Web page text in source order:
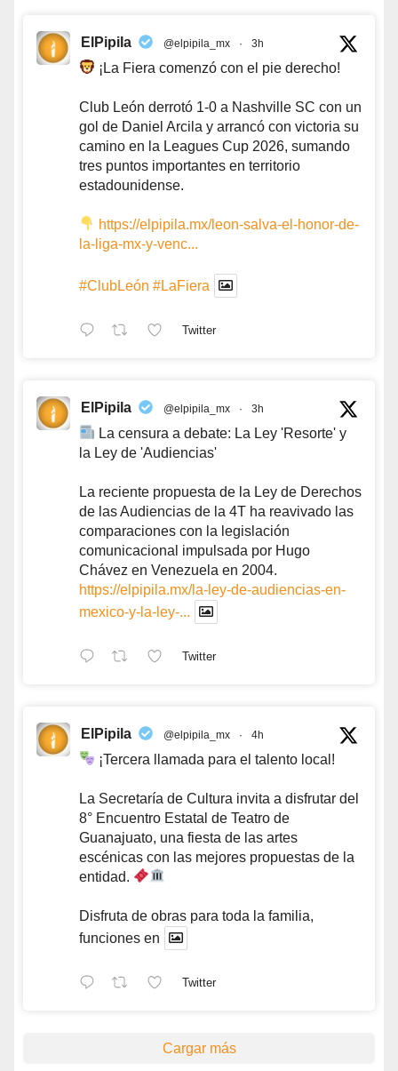
ElPipila @elpipila_mx · 3h
¡La Fiera comenzó con el pie derecho!
Club León derrotó 1-0 a Nashville SC con un
gol de Daniel Arcila y arrancó con victoria su
camino en la Leagues Cup 2026, sumando
tres puntos importantes en territorio
estadounidense.
https://elpipila.mx/leon-salva-el-honor-de-
la-liga-mx-y-venc...
#ClubLeón #LaFiera
Twitter
ElPipila @elpipila_mx · 3h
La censura a debate: La Ley 'Resorte' y
la Ley de 'Audiencias'
La reciente propuesta de la Ley de Derechos
de las Audiencias de la 4T ha reavivado las
comparaciones con la legislación
comunicacional impulsada por Hugo
Chávez en Venezuela en 2004.
https://elpipila.mx/la-ley-de-audiencias-en-
mexico-y-la-ley-...
Twitter
ElPipila @elpipila_mx · 4h
¡Tercera llamada para el talento local!
La Secretaría de Cultura invita a disfrutar del
8° Encuentro Estatal de Teatro de
Guanajuato, una fiesta de las artes
escénicas con las mejores propuestas de la
entidad.
Disfruta de obras para toda la familia,
funciones en
Twitter
Cargar más